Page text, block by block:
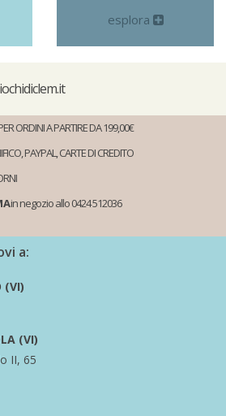
esplora
ORDINI A PARTIRE DA 199,00€
PAYPAL, CARTE DI CREDITO
in negozio allo 0424 512036
a:
(VI)
(VI)
II, 65